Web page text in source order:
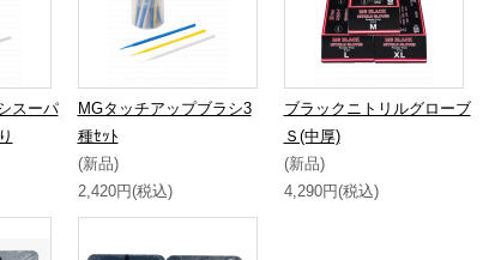
スーパ
MGタッチアップブラシ3
種ｾｯﾄ
(新品)
2,420円(税込)
ブラックニトリルグローブ
Ｓ(中厚)
(新品)
4,290円(税込)